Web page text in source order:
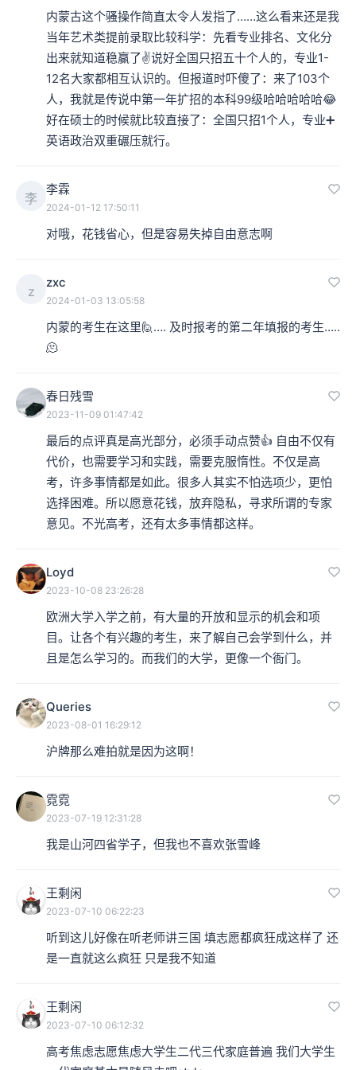
内蒙古这个骚操作简直太令人发指了……这么看来还是我
当年艺术类提前录取比较科学：先看专业排名、文化分
出来就知道稳赢了✌️说好全国只招五十个人的，专业1-
12名大家都相互认识的。但报道时吓傻了：来了103个
人，我就是传说中第一年扩招的本科99级哈哈哈哈哈😂
好在硕士的时候就比较直接了：全国只招1个人，专业➕
英语政治双重碾压就行。
李
李霖
2024-01-12 17:50:11
对哦，花钱省心，但是容易失掉自由意志啊
z
zxc
2024-01-03 13:05:58
内蒙的考生在这里🙋…. 及时报考的第二年填报的考生…..
🫠
春日残雪
2023-11-09 01:47:42
最后的点评真是高光部分，必须手动点赞👍 自由不仅有
代价，也需要学习和实践，需要克服惰性。不仅是高
考，许多事情都是如此。很多人其实不怕选项少，更怕
选择困难。所以愿意花钱，放弃隐私，寻求所谓的专家
意见。不光高考，还有太多事情都这样。
Loyd
2023-10-08 23:26:28
欧洲大学入学之前，有大量的开放和显示的机会和项
目。让各个有兴趣的考生，来了解自己会学到什么，并
且是怎么学习的。而我们的大学，更像一个衙门。
Queries
2023-08-01 16:29:12
沪牌那么难拍就是因为这啊！
霓霓
2023-07-19 12:31:28
我是山河四省学子，但我也不喜欢张雪峰
王剩闲
2023-07-10 06:22:23
听到这儿好像在听老师讲三国 填志愿都疯狂成这样了 还
是一直就这么疯狂 只是我不知道
王剩闲
2023-07-10 06:12:32
高考焦虑志愿焦虑大学生二代三代家庭普遍 我们大学生